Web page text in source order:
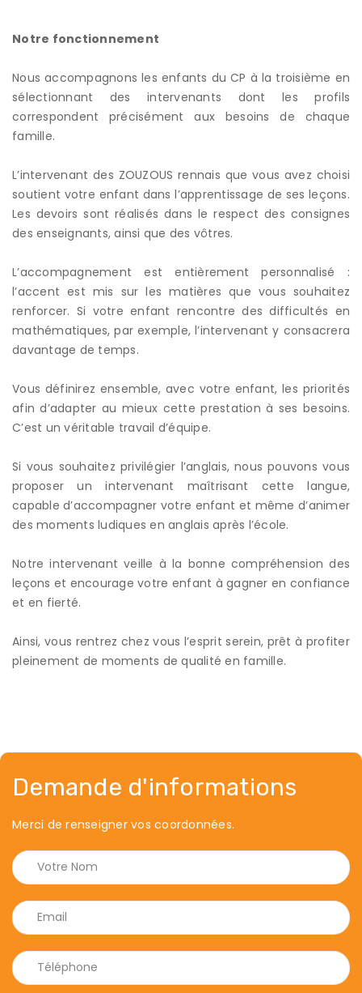
Notre fonctionnement
Nous accompagnons les enfants du CP à la troisième en
sélectionnant des intervenants dont les profils
correspondent précisément aux besoins de chaque
famille.
L’intervenant des ZOUZOUS rennais que vous avez choisi
soutient votre enfant dans l’apprentissage de ses leçons.
Les devoirs sont réalisés dans le respect des consignes
des enseignants, ainsi que des vôtres.
L’accompagnement est entièrement personnalisé :
l’accent est mis sur les matières que vous souhaitez
renforcer. Si votre enfant rencontre des difficultés en
mathématiques, par exemple, l’intervenant y consacrera
davantage de temps.
Vous définirez ensemble, avec votre enfant, les priorités
afin d’adapter au mieux cette prestation à ses besoins.
C’est un véritable travail d’équipe.
Si vous souhaitez privilégier l’anglais, nous pouvons vous
proposer un intervenant maîtrisant cette langue,
capable d’accompagner votre enfant et même d’animer
des moments ludiques en anglais après l’école.
Notre intervenant veille à la bonne compréhension des
leçons et encourage votre enfant à gagner en confiance
et en fierté.
Ainsi, vous rentrez chez vous l’esprit serein, prêt à profiter
pleinement de moments de qualité en famille.
Demande d'informations
Merci de renseigner vos coordonnées.